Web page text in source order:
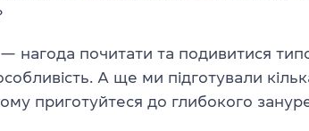
почитати та подивитися
А ще ми підготували
приготуйтеся до глибокого